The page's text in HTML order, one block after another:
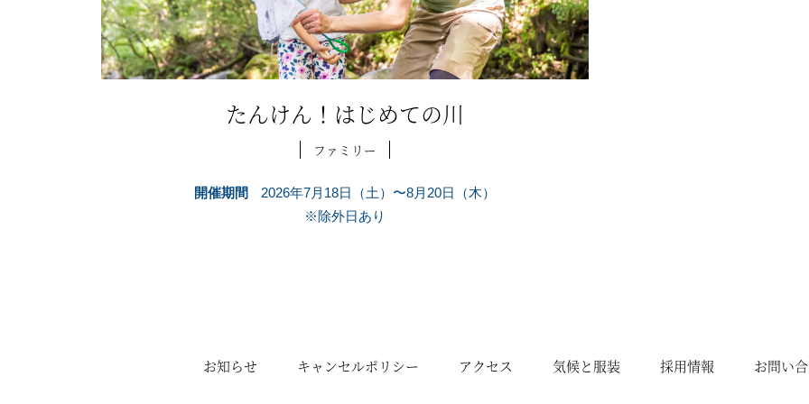
たんけん！はじめての川
ファミリー
開催期間
2026年7月18日（土）〜8月20日（木）
※除外日あり
お知らせ キャンセルポリシー アクセス 気候と服装 採用情報 お問い